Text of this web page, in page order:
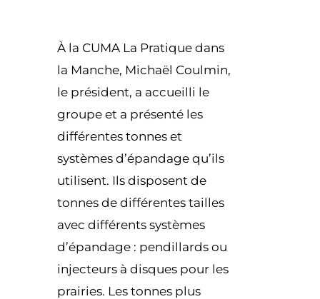
À la CUMA La Pratique dans
la Manche, Michaël Coulmin,
le président, a accueilli le
groupe et a présenté les
différentes tonnes et
systèmes d’épandage qu’ils
utilisent. Ils disposent de
tonnes de différentes tailles
avec différents systèmes
d’épandage : pendillards ou
injecteurs à disques pour les
prairies. Les tonnes plus